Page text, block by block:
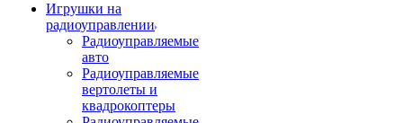
Игрушки на
радиоуправлении
Радиоуправляемые
авто
Радиоуправляемые
вертолеты и
квадрокоптеры